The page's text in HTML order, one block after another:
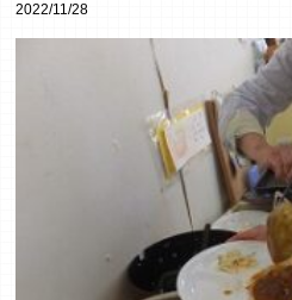
2022/11/28